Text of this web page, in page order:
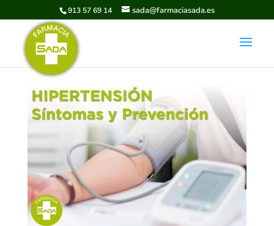
913 57 69 14 sada@farmaciasada.es